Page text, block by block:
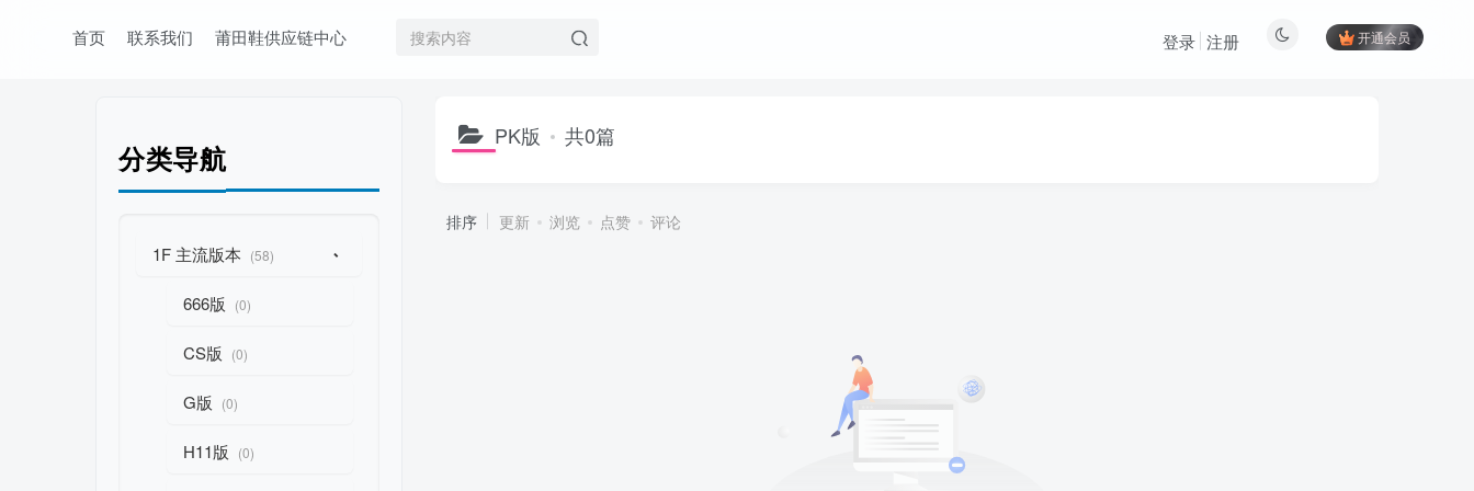
首页 联系我们 莆田鞋供应链中心 开通会员
登录 注册
分类导航
1F 主流版本 (58) -
666版 (0)
CS版 (0)
G版 (0)
H11版 (0)
PK版 共0篇
排序 更新 浏览 点赞 评论